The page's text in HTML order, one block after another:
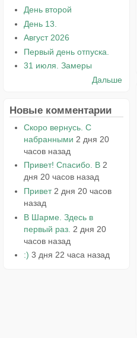
День второй
День 13.
Август 2026
Первый день отпуска.
31 июля. Замеры
Дальше
Новые комментарии
Скоро вернусь. С
набранными 2 дня 20
часов назад
Привет! Спасибо. В 2
дня 20 часов назад
Привет 2 дня 20 часов
назад
В Шарме. Здесь в
первый раз. 2 дня 20
часов назад
:) 3 дня 22 часа назад